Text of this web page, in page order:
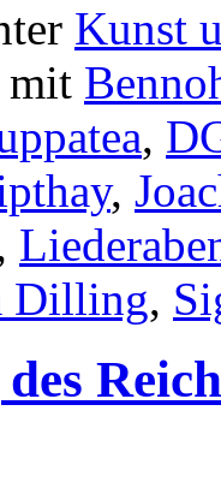
Kunst
mit
,
,
Dilling,